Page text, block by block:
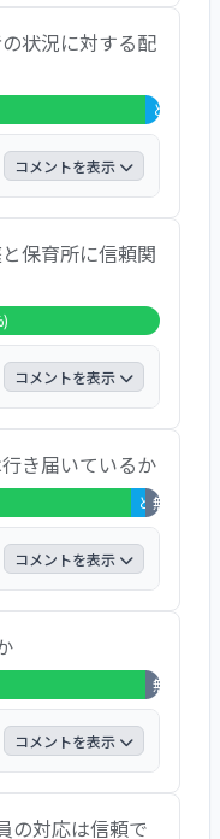
」と答え、全体
いえない」が
う結果でし
、玄関ドアに
あるなど、い
どの声が聞か
状況に対する配
どちらと
コメントを表示
」と答え、全体
いえない」が
う結果でし
、年間スケジ
とに合わせて
た。
保育所に信頼関
コメントを表示
」と答え、全体
者という結果
では、先生方
ので、帰りの
が聞かれまし
き届いているか
どちらとも
無回答・
コメントを表示
」と答え、全体
いえない」が
う結果でし
、とても清潔
どの声が聞か
無回答・
コメントを表示
」と答え、全体
いえない」が
の対応は信頼で